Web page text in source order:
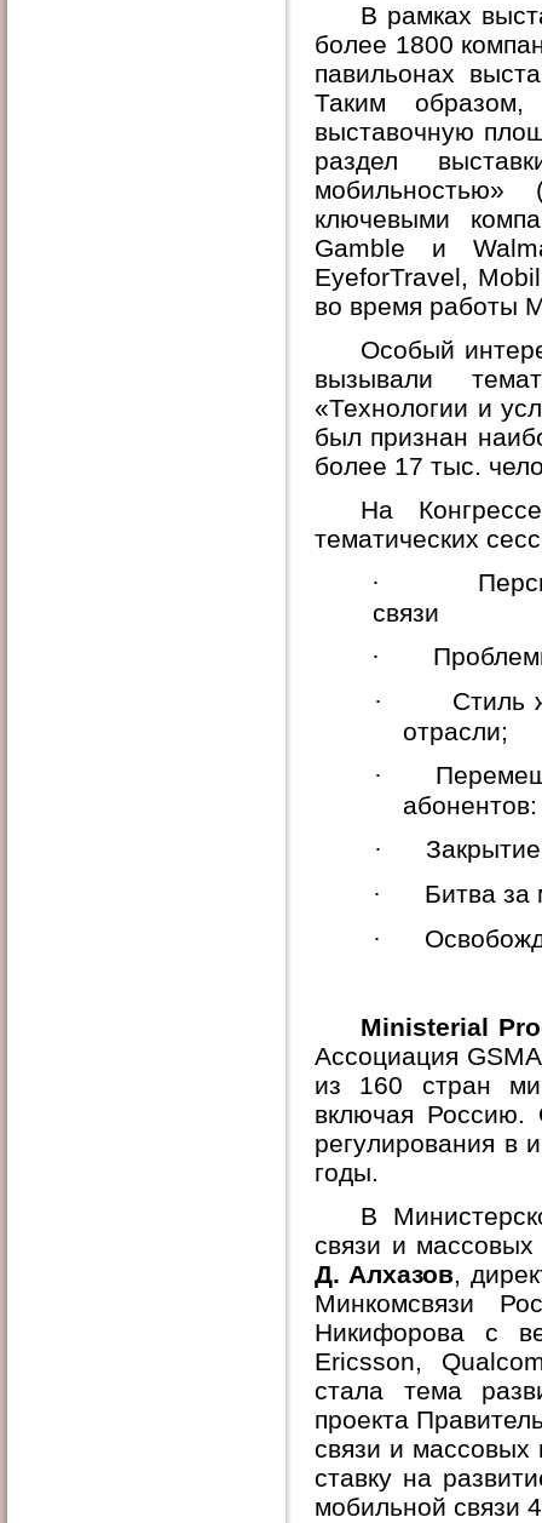
В рамках
более 1800
павильонах
Таким
выставочную
раздел
мобильностью»
ключевыми
Gamble и
EyeforTravel,
во время работы
Особый
вызывали
«Технологии и
был признан
более 17 тыс.
На
тематических
·
связи
·
·
Стиль
отрасли;
·
·
· Битва за
·
Ministerial
Ассоциация
из 160 стран
включая Россию.
регулирования в
годы.
В
связи и
Д. Алхазов,
Минкомсвязи
Никифорова с
Ericsson,
стала тема
проекта
связи и массовых
ставку на
мобильной связи